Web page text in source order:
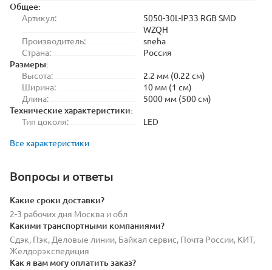
Общее:
Артикул:
5050-30L-IP33 RGB SMD
WZQH
Производитель:
sneha
Страна:
Россия
Размеры:
Высота:
2.2 мм (0.22 см)
Ширина:
10 мм (1 см)
Длина:
5000 мм (500 см)
Технические характеристики:
Тип цоколя:
LED
Все характеристики
Вопросы и ответы
Какие сроки доставки?
2-3 рабочих дня Москва и обл
Какими транспортными компаниями?
Сдэк, Пэк, Деловые линии, Байкал сервис, Почта России, КИТ,
Желдорэкспедиция
Как я вам могу оплатить заказ?